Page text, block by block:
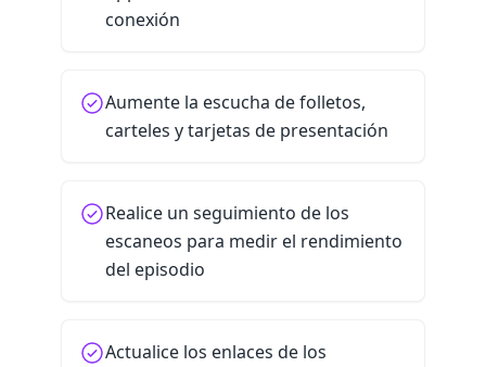
conexión
Aumente la escucha de folletos,
carteles y tarjetas de presentación
Realice un seguimiento de los
escaneos para medir el rendimiento
del episodio
Actualice los enlaces de los